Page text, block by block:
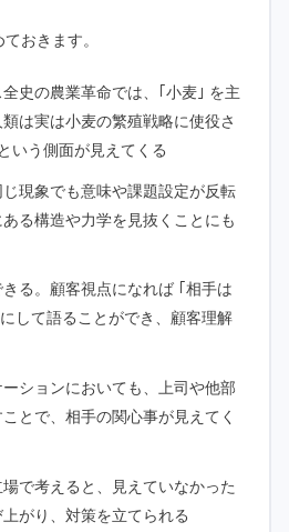
おきます。
史の農業革命では、｢小麦｣ を主
は実は小麦の繁殖戦略に使役さ
いう側面が見えてくる
現象でも意味や課題設定が反転
る構造や力学を見抜くことにも
る。顧客視点になれば ｢相手は
して語ることができ、顧客理解
ションにおいても、上司や他部
とで、相手の関心事が見えてく
で考えると、見えていなかった
がり、対策を立てられる